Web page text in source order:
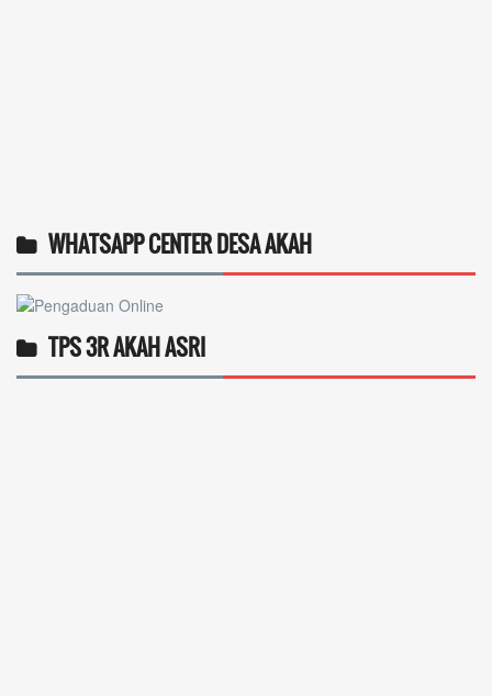
WHATSAPP CENTER DESA AKAH
TPS 3R AKAH ASRI